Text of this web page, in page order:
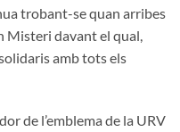
trobant-se quan arribes
Misteri davant el qual,
amb tots els
de l’emblema de la URV